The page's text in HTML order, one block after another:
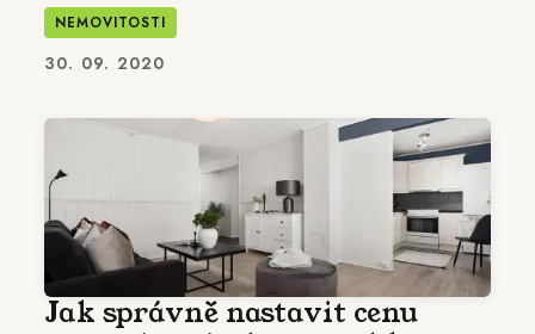
NEMOVITOSTI
30. 09. 2020
Jak správně nastavit cenu